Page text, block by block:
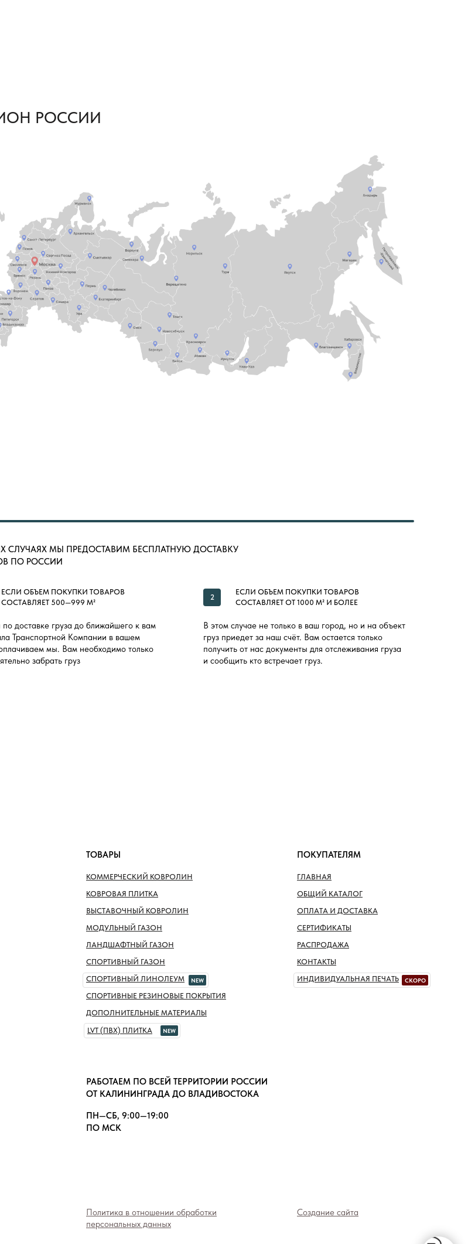
РОССИИ
В этом случае не только в ваш город, но и на объект
груз приедет за наш счёт. Вам остается только
получить от нас документы для отслеживания груза
и сообщить кто встречает груз.
по доставке груза до ближайшего к вам
Транспортной Компании в вашем
мы. Вам необходимо только
забрать груз
2
СЛУЧАЯХ МЫ ПРЕДОСТАВИМ БЕСПЛАТНУЮ ДОСТАВКУ
ПО РОССИИ
ЕСЛИ ОБЪЕМ ПОКУПКИ ТОВАРОВ
СОСТАВЛЯЕТ 500—999 М²
ЕСЛИ ОБЪЕМ ПОКУПКИ ТОВАРОВ
СОСТАВЛЯЕТ ОТ 1000 М² И БОЛЕЕ
КОММЕРЧЕСКИЙ КОВРОЛИН
КОВРОВАЯ ПЛИТКА
ВЫСТАВОЧНЫЙ КОВРОЛИН
СПОРТИВНЫЙ ГАЗОН
МОДУЛЬНЫЙ ГАЗОН
СПОРТИВНЫЙ ЛИНОЛЕУМ NEW
СПОРТИВНЫЕ РЕЗИНОВЫЕ ПОКРЫТИЯ
ТОВАРЫ
ОБЩИЙ КАТАЛОГ
ОПЛАТА И ДОСТАВКА
СЕРТИФИКАТЫ
РАСПРОДАЖА
КОНТАКТЫ
ИНДИВИДУАЛЬНАЯ ПЕЧАТЬ
СКОРО
ПОКУПАТЕЛЯМ
Политика в отношении обработки
персональных данных
РАБОТАЕМ ПО ВСЕЙ ТЕРРИТОРИИ РОССИИ
ОТ КАЛИНИНГРАДА ДО ВЛАДИВОСТОКА
ПН—СБ, 9:00—19:00
ПО МСК
Создание сайта
ГЛАВНАЯ
ЛАНДШАФТНЫЙ ГАЗОН
ДОПОЛНИТЕЛЬНЫЕ МАТЕРИАЛЫ
LVT (ПВХ) ПЛИТКА
NEW